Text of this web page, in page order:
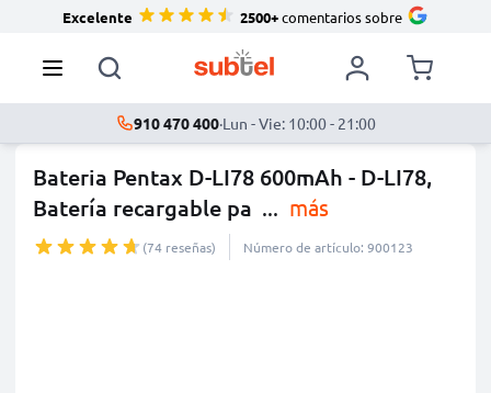
Excelente 2500+comentarios sobre
910 470 400·Lun - Vie: 10:00 - 21:00
Bateria Pentax D-LI78 600mAh - D-LI78,
Batería recargable pa ... más
(74 reseñas) Número de artículo: 900123